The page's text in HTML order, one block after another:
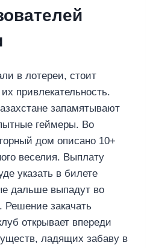
в лотереи, стоит
привлекательность.
запамятывают
геймеры. Во
дом описано 10+
веселия. Выплату
указать в билете
дальше выпадут во
Решение закачать
открывает впереди
ладящих забаву в